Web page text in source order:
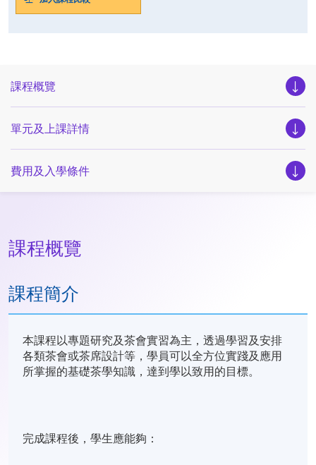
課程概覽
單元及上課詳情
費用及入學條件
課程概覽
課程簡介
本課程以專題研究及茶會實習為主，透過學習及安排
各類茶會或茶席設計等，學員可以全方位實踐及應用
所掌握的基礎茶學知識，達到學以致用的目標。
完成課程後，學生應能夠：